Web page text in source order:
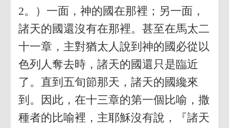
2。）一面，神的國在那裡；另一面，
諸天的國還沒有在那裡。甚至在馬太二
十一章，主對猶太人說到神的國必從以
色列人奪去時，諸天的國還只是臨近
了。直到五旬節那天，諸天的國纔來
到。因此，在十三章的第一個比喻，撒
種者的比喻裡，主耶穌沒有說，『諸天